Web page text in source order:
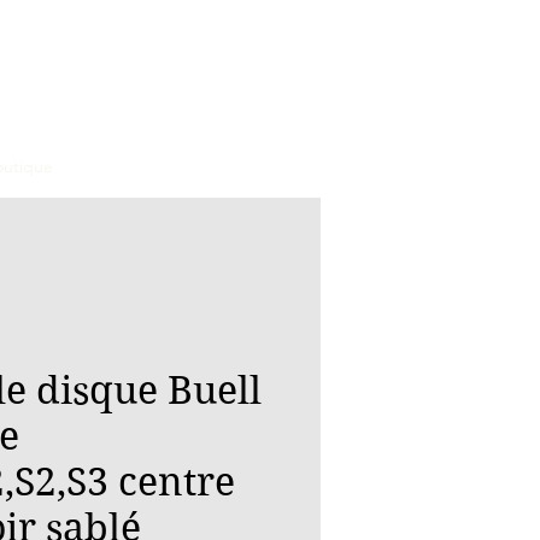
disque Buell
centre
sablé